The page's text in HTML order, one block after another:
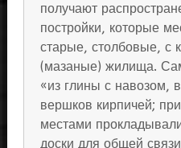
получают
постройки, которые
старые, столбовые, с
(мазаные) жилища.
«из глины с навозом,
вершков кирпичей;
местами
доски для общей